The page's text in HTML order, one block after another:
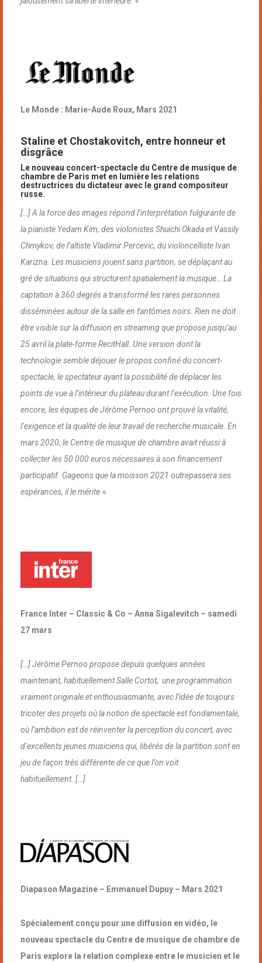
Le Monde : Marie-Aude Roux, Mars 2021
Staline et Chostakovitch, entre honneur et
disgrâce
Le nouveau concert-spectacle du Centre de musique de
chambre de Paris met en lumière les relations
destructrices du dictateur avec le grand compositeur
russe.
[…] A la force des images répond l’interprétation fulgurante de
la pianiste Yedam Kim, des violonistes Shuichi Okada et Vassily
Chmykov, de l’altiste Vladimir Percevic, du violoncelliste Ivan
Karizna. Les musiciens jouent sans partition, se déplaçant au
gré de situations qui structurent spatialement la musique… La
captation à 360 degrés a transformé les rares personnes
disséminées autour de la salle en fantômes noirs. Rien ne doit
être visible sur la diffusion en streaming que propose jusqu’au
25 avril la plate-forme RecitHall. Une version dont la
technologie semble déjouer le propos confiné du concert-
spectacle, le spectateur ayant la possibilité de déplacer les
points de vue à l’intérieur du plateau durant l’exécution. Une fois
encore, les équipes de Jérôme Pernoo ont prouvé la vitalité,
l’exigence et la qualité de leur travail de recherche musicale. En
mars 2020, le Centre de musique de chambre avait réussi à
collecter les 50 000 euros nécessaires à son financement
participatif. Gageons que la moisson 2021 outrepassera ses
espérances, il le mérite. «
France Inter – Classic & Co – Anna Sigalevitch – samedi
27 mars
[…] Jérôme Pernoo propose depuis quelques années
maintenant, habituellement Salle Cortot, une programmation
vraiment originale et enthousiasmante, avec l’idée de toujours
tricoter des projets où la notion de spectacle est fondamentale,
où l’ambition est de réinventer la perception du concert, avec
d’excellents jeunes musiciens qui, libérés de la partition sont en
jeu de façon très différente de ce que l’on voit
habituellement. […]
Diapason Magazine – Emmanuel Dupuy – Mars 2021
Spécialement conçu pour une diffusion en vidéo, le
nouveau spectacle du Centre de musique de chambre de
Paris explore la relation complexe entre le musicien et le